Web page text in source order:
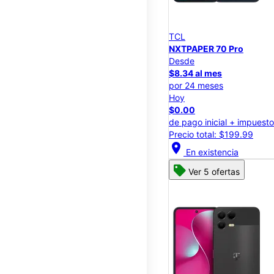
TCL
NXTPAPER 70 Pro
Desde
$8.34 al mes
por 24 meses
Hoy
$0.00
de pago inicial +
Precio total: $199.99
location_on En existencia
Ver 5 ofertas